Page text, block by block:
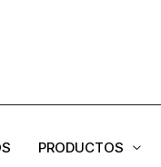
PRODUCTOS